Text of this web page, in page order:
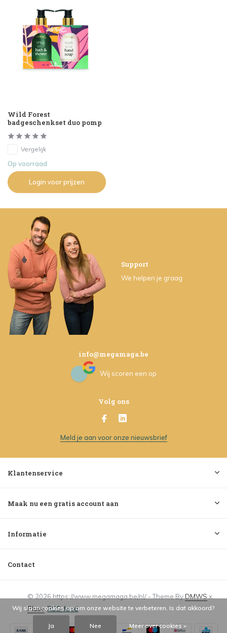
Wild Forest
badgeschenkset duo pomp
Vergelijk
Op voorraad
Login voor prijzen
Support
We helpen je graag
info@megamaga.be
Wij scoren een op
Volg ons
Meld je aan voor onze nieuwsbrief
Klantenservice
Maak nu een gratis account aan
Informatie
Contact
© 2026 https://www.megamaga.be/nl/ - Theme ByDMWS x
Plus+ RSS-feed
Wij slaan cookies op om onze website te verbeteren. Is dat akkoord?
Ja Nee Meer over cookies »